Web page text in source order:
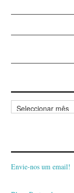
Arquivo
Envie-nos um email!